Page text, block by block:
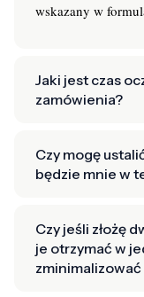
wskazany w
Jaki jest czas
zamówienia?
Czy mogę
będzie mnie w
Czy jeśli złożę
je otrzymać w